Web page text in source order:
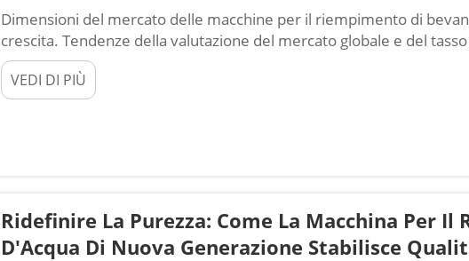
Dimensioni del mercato delle macchine per il riempimento di
crescita. Tendenze della valutazione del mercato globale e del
composto (CAGR). Nel 2023, il mercato mondiale delle macchine
bevande ha raggiunto circa 4,09 miliardi di dollari secondo i rapporti
VEDI DI PIÙ
Ridefinire La Purezza: Come La Macchina Per Il
D'Acqua Di Nuova Generazione Stabilisce